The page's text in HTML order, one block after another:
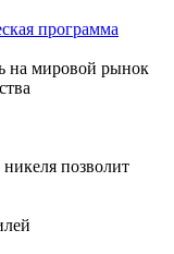
программа
на мировой рынок
никеля позволит